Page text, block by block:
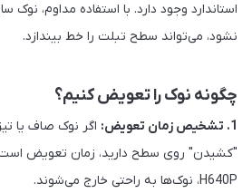
استاندارد وجود دارد. با استفاده مداوم،
نشود، می‌تواند سطح تبلت را خط بیندازد.
چگونه نوک را تعویض کنیم؟
1. تشخیص زمان تعویض:
اگر نوک صاف یا
H640P، نوک‌ها به راحتی خارج می‌شوند.